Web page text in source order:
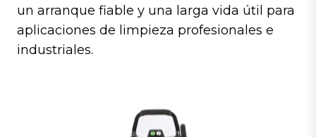
un arranque fiable y una larga vida útil para
aplicaciones de limpieza profesionales e
industriales.